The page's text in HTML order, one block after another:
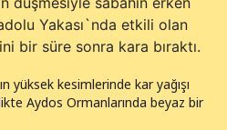
yüksek kesimlerinde kar yağışı
Aydos Ormanlarında beyaz bir